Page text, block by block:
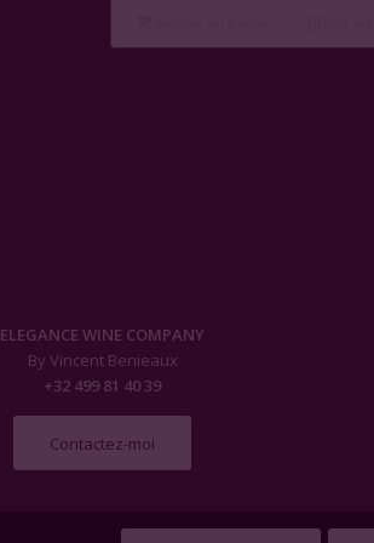
ELEGANCE WINE COMPANY
By Vincent Benieaux
+32 499 81 40 39
Contactez-moi